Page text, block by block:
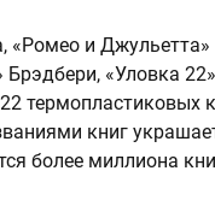
«Ромео и
Брэдбери, «Уловка
книг
более миллиона